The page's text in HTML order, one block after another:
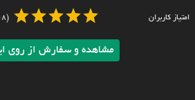
امتیاز کاربران (668)
مشاهده و سفارش از روی